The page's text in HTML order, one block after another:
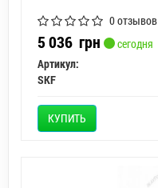
0 отзывов
5 036 грн
сегодня
Артикул:
SKF
КУПИТЬ